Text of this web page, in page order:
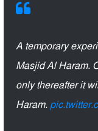
A temporary
Masjid Al Haram.
only thereafter it
Haram.